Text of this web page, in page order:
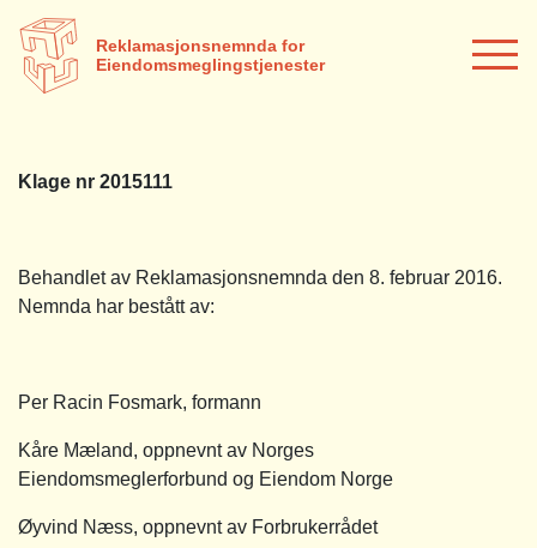
Reklamasjonsnemnda for
Eiendomsmeglingstjenester
Klage nr 2015111
Behandlet av Reklamasjonsnemnda den 8. februar 2016.
Nemnda har bestått av:
Per Racin Fosmark, formann
Kåre Mæland, oppnevnt av Norges
Eiendomsmeglerforbund og Eiendom Norge
Øyvind Næss, oppnevnt av Forbrukerrådet